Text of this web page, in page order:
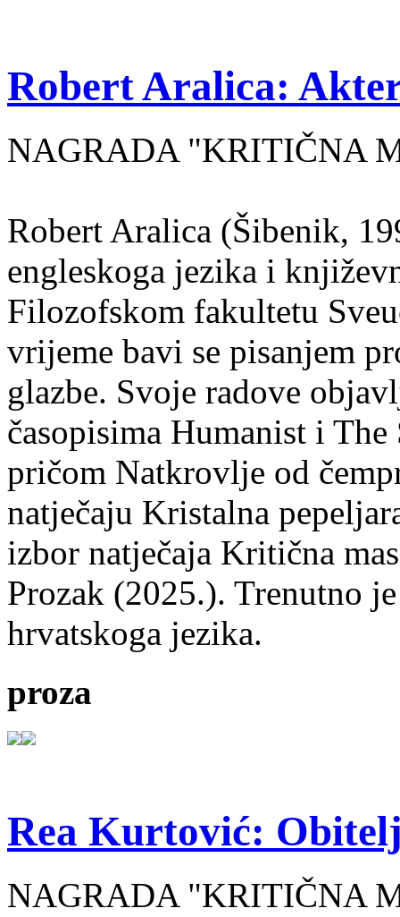
Robert Aralica:
NAGRADA "KRITIČNA
Robert Aralica (Šibenik,
engleskoga jezika i
Filozofskom fakultetu
vrijeme bavi se pisanjem
glazbe. Svoje radove
časopisima Humanist i
pričom Natkrovlje od
natječaju Kristalna
izbor natječaja Kritična
Prozak (2025.). Trenutno
hrvatskoga jezika.
proza
Rea Kurtović:
NAGRADA "KRITIČNA